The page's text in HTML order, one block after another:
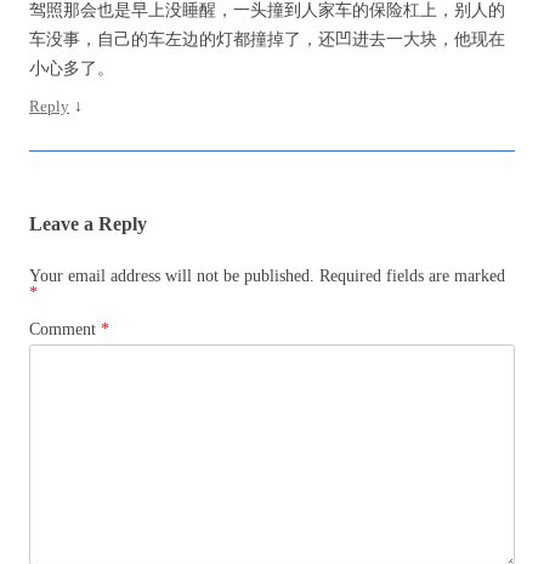
驾照那会也是早上没睡醒，一头撞到人家车的保险杠上，别人的
车没事，自己的车左边的灯都撞掉了，还凹进去一大块，他现在
小心多了。
Reply ↓
Leave a Reply
Your email address will not be published. Required fields are marked
*
Comment *